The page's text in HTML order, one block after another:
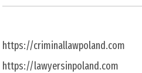
https://criminallawpoland.com
https://lawyersinpoland.com